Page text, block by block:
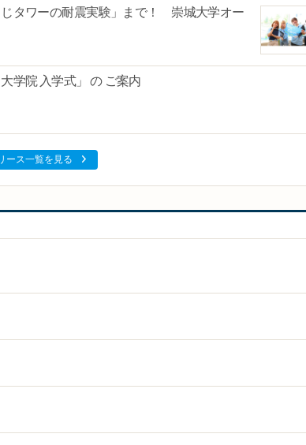
タワーの耐震実験」まで！ 崇城大学オー
学院 入学式」 の ご案内
ース一覧を見る